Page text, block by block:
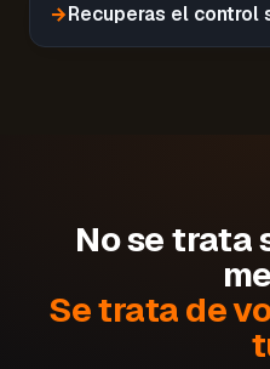
→Recuperas el control
No se trata
Se trata de